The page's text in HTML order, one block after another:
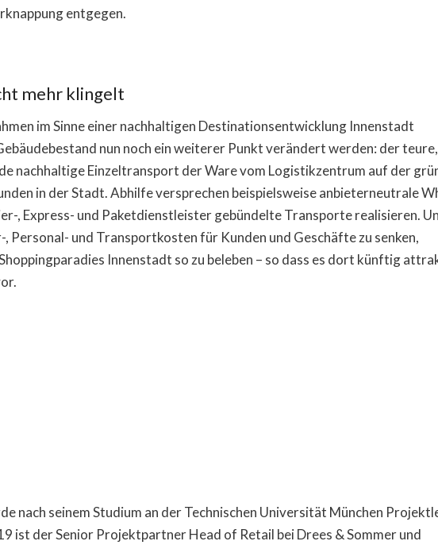
entgegen.
mehr klingelt
im Sinne einer nachhaltigen Destinationsentwicklung Innenstadt
nun noch ein weiterer Punkt verändert werden: der teure,
nachhaltige Einzeltransport der Ware vom Logistikzentrum auf der
in der Stadt. Abhilfe versprechen beispielsweise anbieterneutrale
, Express- und Paketdienstleister gebündelte Transporte realisieren.
Personal- und Transportkosten für Kunden und Geschäfte zu senken,
Innenstadt so zu beleben – so dass es dort künftig
nach seinem Studium an der Technischen Universität München
ist der Senior Projektpartner Head of Retail bei Drees & Sommer und